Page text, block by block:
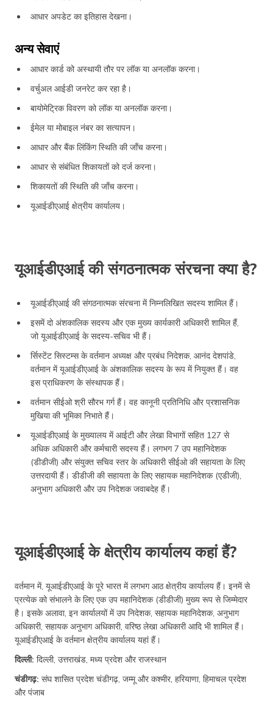
आधार अपडेट का इतिहास देखना।
अन्य सेवाएं
आधार कार्ड को अस्थायी तौर पर लॉक या अनलॉक करना।
वर्चुअल आईडी जनरेट कर रहा है।
बायोमेट्रिक विवरण को लॉक या अनलॉक करना।
ईमेल या मोबाइल नंबर का सत्यापन।
आधार और बैंक लिंकिंग स्थिति की जाँच करना।
आधार से संबंधित शिकायतों को दर्ज करना।
शिकायतों की स्थिति की जाँच करना।
यूआईडीएआई क्षेत्रीय कार्यालय।
यूआईडीएआई की संगठनात्मक संरचना क्या है?
यूआईडीएआई की संगठनात्मक संरचना में निम्नलिखित सदस्य शामिल हैं।
इसमें दो अंशकालिक सदस्य और एक मुख्य कार्यकारी अधिकारी शामिल हैं,
जो यूआईडीएआई के सदस्य-सचिव भी हैं।
र्सिस्टेंट सिस्टम्स के वर्तमान अध्यक्ष और प्रबंध निदेशक, आनंद देशपांडे,
वर्तमान में यूआईडीएआई के अंशकालिक सदस्य के रूप में नियुक्त हैं। वह
इस प्राधिकरण के संस्थापक हैं।
वर्तमान सीईओ श्री सौरभ गर्ग हैं। वह कानूनी प्रतिनिधि और प्रशासनिक
मुखिया की भूमिका निभाते हैं।
यूआईडीएआई के मुख्यालय में आईटी और लेखा विभागों सहित 127 से
अधिक अधिकारी और कर्मचारी सदस्य हैं। लगभग 7 उप महानिदेशक
(डीडीजी) और संयुक्त सचिव स्तर के अधिकारी सीईओ की सहायता के लिए
उत्तरदायी हैं। डीडीजी की सहायता के लिए सहायक महानिदेशक (एडीजी),
अनुभाग अधिकारी और उप निदेशक जवाबदेह हैं।
यूआईडीएआई के क्षेत्रीय कार्यालय कहां हैं?
वर्तमान में, यूआईडीएआई के पूरे भारत में लगभग आठ क्षेत्रीय कार्यालय हैं। इनमें से
प्रत्येक को संभालने के लिए एक उप महानिदेशक (डीडीजी) मुख्य रूप से जिम्मेदार
है। इसके अलावा, इन कार्यालयों में उप निदेशक, सहायक महानिदेशक, अनुभाग
अधिकारी, सहायक अनुभाग अधिकारी, वरिष्ठ लेखा अधिकारी आदि भी शामिल हैं।
यूआईडीएआई के वर्तमान क्षेत्रीय कार्यालय यहां हैं।
दिल्ली: दिल्ली, उत्तराखंड, मध्य प्रदेश और राजस्थान
चंडीगढ़: संघ शासित प्रदेश चंडीगढ़, जम्मू और कश्मीर, हरियाणा, हिमाचल प्रदेश
और पंजाब